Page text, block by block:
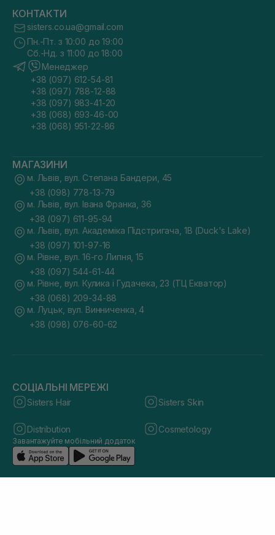
КОНТАКТИ
sisters.co.ua@gmail.com
Пн.-Пт. з 10:00 до 19:00
Сб.-Нд. з 11:00 до 18:00
Менеджер
+38 (097) 612-54-81
+38 (097) 788-12-88
+38 (097) 983-41-20
+38 (068) 693-46-00
+38 (068) 951-22-86
МАГАЗИНИ
м. Львів, вул. Степана Бандери, 45
+38 (098) 778-13-79
м. Львів, вул. Івана Франка, 36
+38 (097) 611-95-94
м. Львів, вул. Академіка Підстригача, 1В (Duck's Lake)
+38 (097) 101-97-16
м. Рівне, вул. 16-го Липня, 15
+38 (097) 544-61-44
м. Рівне, вул. Кулика і Гудачека, 23 (ТЦ Екватор)
+38 (068) 209-34-88
м. Луцьк, вул. Винниченка, 4
+38 (098) 076-60-62
СОЦІАЛЬНІ МЕРЕЖІ
Sisters Hair Sisters Skin
Distribution Cosmetology
Завантажуйте мобільний додаток